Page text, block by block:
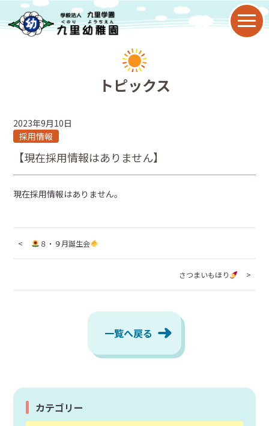
園について
九里幼稚園の特色
園の歴史
年間行事
子育て支援
2歳児保育
預かり保育
未就園児教室・幼稚園開放
入園のご案内
設定区分
トピックス
2023年9月10日
採用情報
【現在採用情報はありません】
現在採用情報はありません。
８・９月誕生会
さつまいもほり
一覧へ戻る
カテゴリー